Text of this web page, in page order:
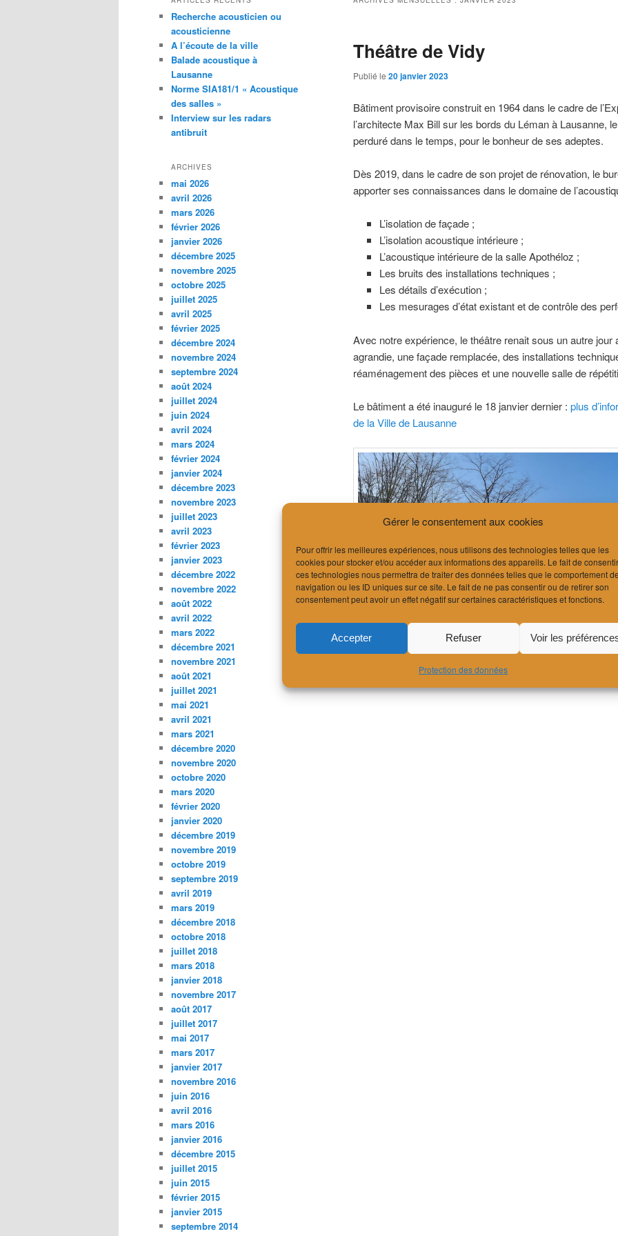
Gérer le consentement aux cookies
Pour offrir les meilleures expériences, nous utilisons des technologies telles que les
cookies pour stocker et/ou accéder aux informations des appareils. Le fait de
ces technologies nous permettra de traiter des données telles que le comportement
navigation ou les ID uniques sur ce site. Le fait de ne pas consentir ou de retirer son
consentement peut avoir un effet négatif sur certaines caractéristiques et fonctions.
Accepter Refuser Voir les
Protection des données
Théâtre de Vidy
Publié le 20 janvier 2023
Bâtiment provisoire construit en 1964 dans le cadre de
l’architecte Max Bill sur les bords du Léman à Lausanne,
perduré dans le temps, pour le bonheur de ses adeptes.
Dès 2019, dans le cadre de son projet de rénovation, le
apporter ses connaissances dans le domaine de
L’isolation de façade ;
L’isolation acoustique intérieure ;
L’acoustique intérieure de la salle Apothéloz ;
Les bruits des installations techniques ;
Les détails d’exécution ;
Les mesurages d’état existant et de contrôle des
Avec notre expérience, le théâtre renait sous un autre
agrandie, une façade remplacée, des installations
réaménagement des pièces et une nouvelle salle de
Le bâtiment a été inauguré le 18 janvier dernier : plus
de la Ville de Lausanne
Actu
Recherche acousticien ou
acousticienne
A l’écoute de la ville
Balade acoustique à
Lausanne
Norme SIA181/1 « Acoustique
des salles »
Interview sur les radars
antibruit
ARCHIVES
mai 2026
avril 2026
mars 2026
février 2026
janvier 2026
décembre 2025
novembre 2025
octobre 2025
juillet 2025
avril 2025
février 2025
décembre 2024
novembre 2024
septembre 2024
août 2024
juillet 2024
juin 2024
avril 2024
mars 2024
février 2024
janvier 2024
décembre 2023
novembre 2023
juillet 2023
avril 2023
février 2023
janvier 2023
décembre 2022
novembre 2022
août 2022
avril 2022
mars 2022
décembre 2021
novembre 2021
août 2021
juillet 2021
mai 2021
avril 2021
mars 2021
décembre 2020
novembre 2020
octobre 2020
mars 2020
février 2020
janvier 2020
décembre 2019
novembre 2019
octobre 2019
septembre 2019
avril 2019
mars 2019
décembre 2018
octobre 2018
juillet 2018
mars 2018
janvier 2018
novembre 2017
août 2017
juillet 2017
mai 2017
mars 2017
janvier 2017
novembre 2016
juin 2016
avril 2016
mars 2016
janvier 2016
décembre 2015
juillet 2015
juin 2015
février 2015
janvier 2015
septembre 2014